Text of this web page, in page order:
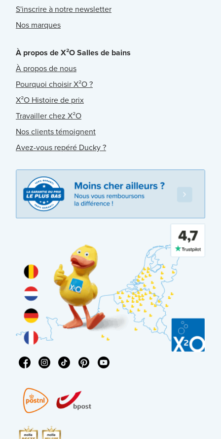
S'inscrire à notre newsletter
Nos marques
À propos de X²O Salles de bains
À propos de nous
Pourquoi choisir X²O ?
X²O Histoire de prix
Travailler chez X²O
Nos clients témoignent
Avez-vous repéré Ducky ?